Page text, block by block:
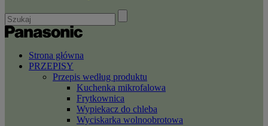
Strona główna
PRZEPISY
Przepis według produktu
Kuchenka mikrofalowa
Frytkownica
Wypiekacz do chleba
Wyciskarka wolnoobrotowa